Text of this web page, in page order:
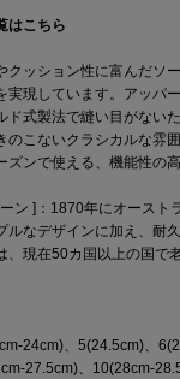
はこちら
クッション性に富んだソ
現しています。アッパ
ド式製法で縫い目がない
のこないクラシカルな雰
ズンで使える、機能性の高
ン ]：1870年にオースト
ルなデザインに加え、耐
、現在50カ国以上の国で
24cm)、5(24.5cm)、
27.5cm)、10(28cm-